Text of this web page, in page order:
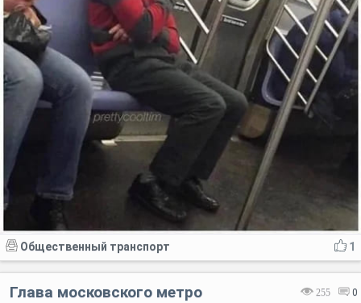
1
Общественный транспорт
255 0
Глава московского метро